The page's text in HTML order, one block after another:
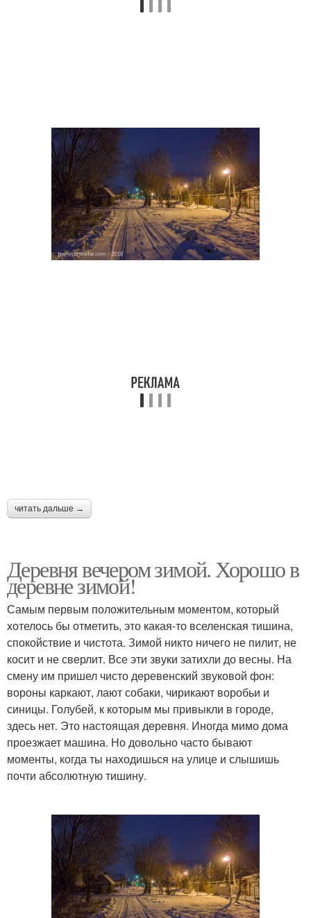
читать дальше →
Деревня вечером зимой. Хорошо в
деревне зимой!
Самым первым положительным моментом, который
хотелось бы отметить, это какая-то вселенская тишина,
спокойствие и чистота. Зимой никто ничего не пилит, не
косит и не сверлит. Все эти звуки затихли до весны. На
смену им пришел чисто деревенский звуковой фон:
вороны каркают, лают собаки, чирикают воробьи и
синицы. Голубей, к которым мы привыкли в городе,
здесь нет. Это настоящая деревня. Иногда мимо дома
проезжает машина. Но довольно часто бывают
моменты, когда ты находишься на улице и слышишь
почти абсолютную тишину.